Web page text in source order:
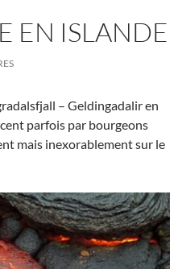
EN ISLANDE
– Geldingadalir en
parfois par bourgeons
mais inexorablement sur le